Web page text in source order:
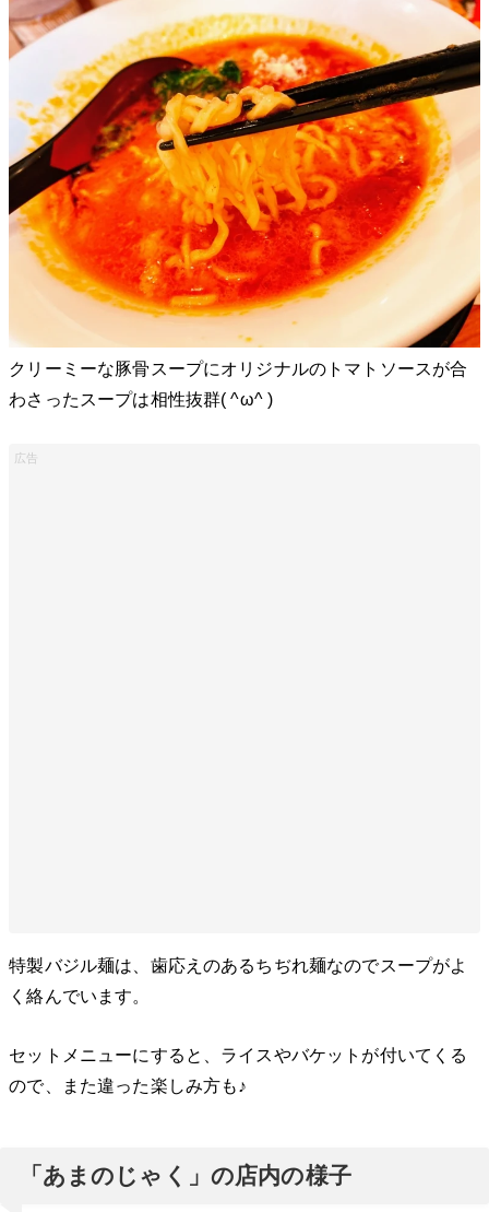
クリーミーな豚骨スープにオリジナルのトマトソースが合
わさったスープは相性抜群( ^ω^ )
特製バジル麺は、歯応えのあるちぢれ麺なのでスープがよ
く絡んでいます。
セットメニューにすると、ライスやバケットが付いてくる
ので、また違った楽しみ方も♪
「あまのじゃく」の店内の様子